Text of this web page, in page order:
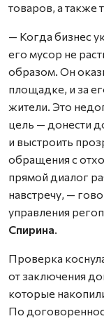
товаров, а также
— Когда бизнес
его мусор не
образом. Он
площадке, и за
жители. Это
цель — донести
и выстроить
обращения с
прямой диалог
навстречу, —
управления
Спирина.
Проверка
от заключения
которые
По